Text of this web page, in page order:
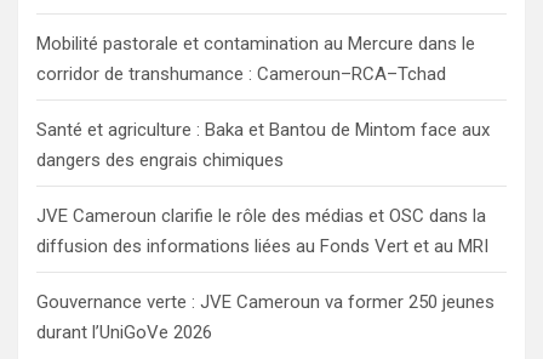
Mobilité pastorale et contamination au Mercure dans le
corridor de transhumance : Cameroun–RCA–Tchad
Santé et agriculture : Baka et Bantou de Mintom face aux
dangers des engrais chimiques
JVE Cameroun clarifie le rôle des médias et OSC dans la
diffusion des informations liées au Fonds Vert et au MRI
Gouvernance verte : JVE Cameroun va former 250 jeunes
durant l’UniGoVe 2026